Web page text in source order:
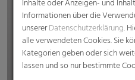
Inhalte oder Anzeigen- und
Informationen über die
unsererDatenschutzerklärung.
alle verwendeten Cookies. Sie
Kategorien geben oder sich
lassen und so nur bestimmte